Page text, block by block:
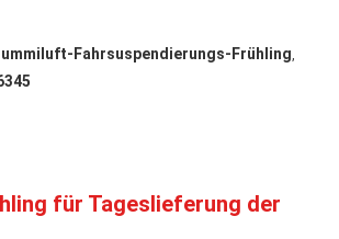
Fahrsuspendierungs-Frühling,
für Tageslieferung der